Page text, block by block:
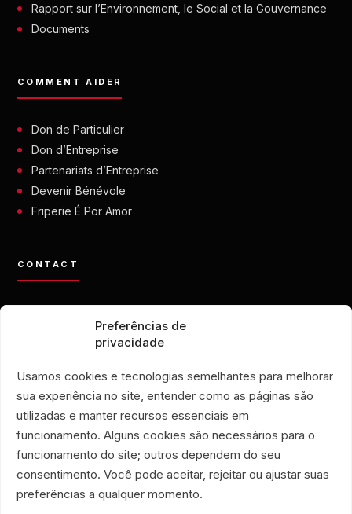
Preferências de
privacidade
Usamos cookies e tecnologias semelhantes para melhorar
sua experiência no site, entender como as páginas são
utilizadas e manter recursos essenciais em
funcionamento. Alguns cookies são necessários para o
funcionamento do site; outros dependem do seu
consentimento. Você pode aceitar, rejeitar ou ajustar suas
preferências a qualquer momento.
Rapport sur l’Environnement, le Social et la Gouvernance
Documents
COMMENT AIDER
Don de Particulier
Don d’Entreprise
Partenariats d’Entreprise
Devenir Bénévole
Friperie É Por Amor
CONTACT
+55 21 99028-9090
ONG É POR AMOR
Manguinhos • Rio de Janeiro, Brésil
FRIPERIE É POR AMOR
boutiques 719 et 720
Copacabana • Rio de Janeiro, Brésil